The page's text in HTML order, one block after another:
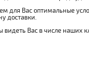
для Вас оптимальные
доставки.
видеть Вас в числе наших